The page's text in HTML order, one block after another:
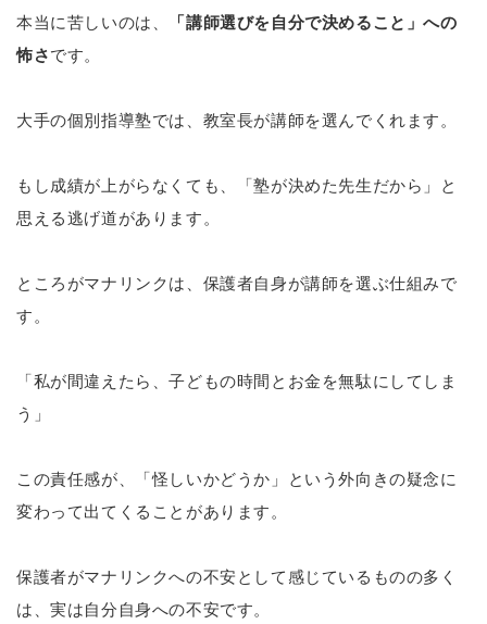
本当に苦しいのは、
「講師選びを自分で決めること」への
怖さです。
大手の個別指導塾では、教室長が講師を選んでくれます。
もし成績が上がらなくても、「塾が決めた先生だから」と
思える逃げ道があります。
ところがマナリンクは、保護者自身が講師を選ぶ仕組みで
す。
「私が間違えたら、子どもの時間とお金を無駄にしてしま
う」
この責任感が、「怪しいかどうか」という外向きの疑念に
変わって出てくることがあります。
保護者がマナリンクへの不安として感じているものの多く
は、実は自分自身への不安です。